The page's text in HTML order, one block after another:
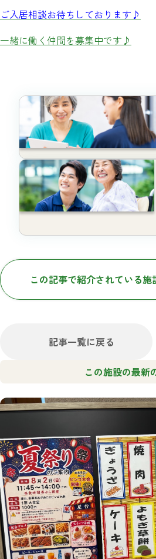
ご入居相談お待ちしております♪
一緒に働く仲間を募集中です♪
この記事で紹介されている施
記事一覧に戻る
この施設の最新